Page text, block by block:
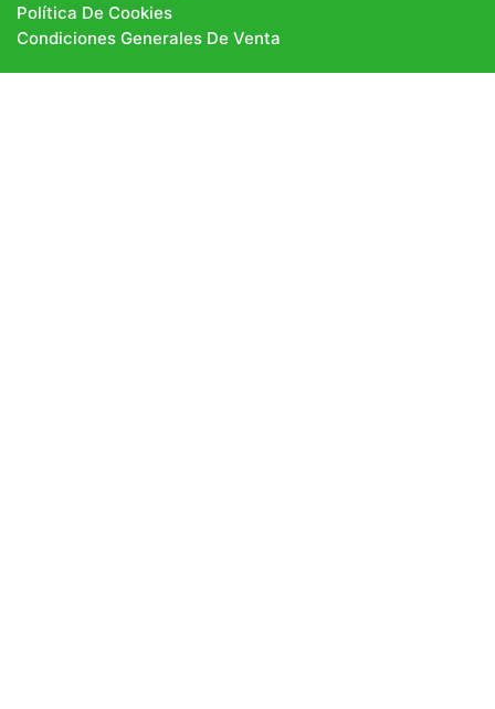
Política De Cookies
Condiciones Generales De Venta